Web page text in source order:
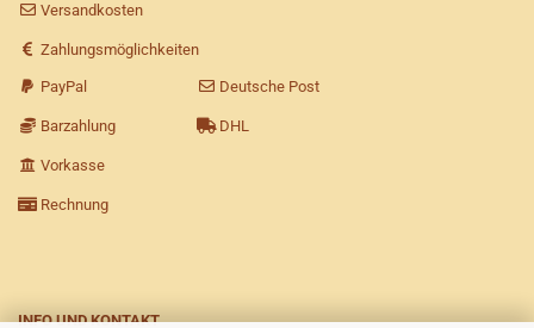
Versandkosten
Zahlungsmöglichkeiten
PayPal
Barzahlung
Vorkasse
Rechnung
Deutsche Post
DHL
INFO UND KONTAKT